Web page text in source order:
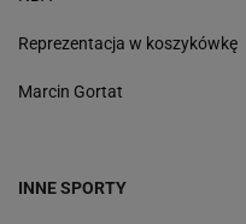
Reprezentacja w koszykówkę
Marcin Gortat
INNE SPORTY